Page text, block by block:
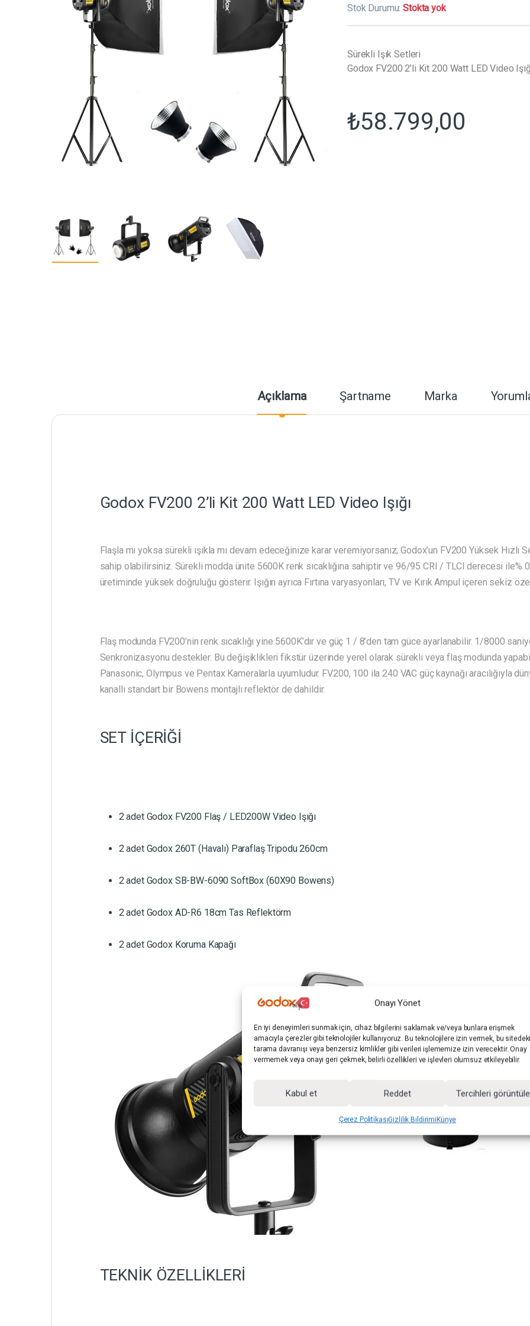
Onayı Yönet
En iyi deneyimleri sunmak için, cihaz bilgilerini saklamak ve/veya bunlara erişmek
amacıyla çerezler gibi teknolojiler kullanıyoruz. Bu teknolojilere izin vermek, bu
tarama davranışı veya benzersiz kimlikler gibi verileri işlememize izin verecektir. Onay
vermemek veya onayı geri çekmek, belirli özellikleri ve işlevleri olumsuz etkileyebilir.
Kabul et Reddet Tercihleri görüntüle
Çerez PolitikasıGizlilik BildirimiKünye
Stok Durumu:Stokta yok
Sürekli Işık Setleri
Godox FV200 2’li Kit 200 Watt LED Video
₺58.799,00
Açıklama Şartname Marka
Godox FV200 2’li Kit 200 Watt LED Video Işığı
Flaşla mı yoksa sürekli ışıkla mı devam edeceğinize karar veremiyorsanız; Godox’un FV200 Yüksek Hızlı
sahip olabilirsiniz. Sürekli modda ünite 5600K renk sıcaklığına sahiptir ve 96/95 CRI / TLCI derecesi ile%
üretiminde yüksek doğruluğu gösterir. Işığın ayrıca Fırtına varyasyonları, TV ve Kırık Ampul içeren sekiz
Flaş modunda FV200’nin renk sıcaklığı yine 5600K’dır ve güç 1 / 8’den tam güce ayarlanabilir. 1/8000
Senkronizasyonu destekler. Bu değişiklikleri fikstür üzerinde yerel olarak sürekli veya flaş modunda
Panasonic, Olympus ve Pentax Kameralarla uyumludur. FV200, 100 ila 240 VAC güç kaynağı aracılığıyla
kanallı standart bir Bowens montajlı reflektör de dahildir.
SET İÇERİĞİ
2 adet Godox FV200 Flaş / LED200W Video Işığı
2 adet Godox 260T (Havalı) Paraflaş Tripodu 260cm
2 adet Godox SB-BW-6090 SoftBox (60X90 Bowens)
2 adet Godox AD-R6 18cm Tas Reflektörm
2 adet Godox Koruma Kapağı
TEKNİK ÖZELLİKLERİ